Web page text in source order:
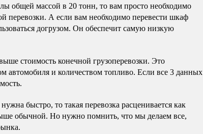
общей массой в 20 тонн, то вам просто необходимо
перевозки. А если вам необходимо перевести шкаф
догрузом. Он обеспечит самую низкую
стоимость конечной грузоперевозки. Это
автомобиля и количеством топливо. Если все 3 данных
быстро, то такая перевозка расценивается как
обычной. Но нужно помнить, что мы делаем все,